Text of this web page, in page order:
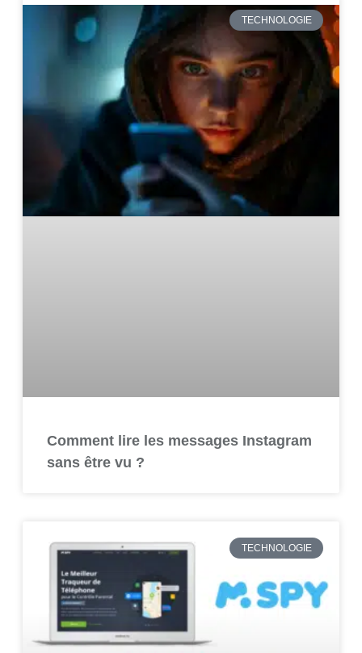
TECHNOLOGIE
Comment lire les messages Instagram
sans être vu ?
TECHNOLOGIE